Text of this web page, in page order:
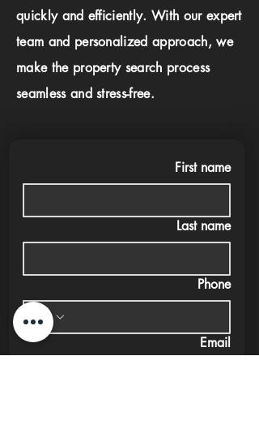
quickly and efficiently. With our expert
team and personalized approach, we
make the property search process
seamless and stress-free.
First name
Last name
Phone
Email